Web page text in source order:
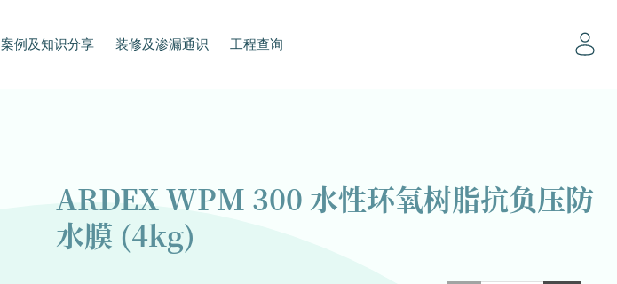
案例及知识分享 装修及渗漏通识 工程查询
ARDEX WPM 300 水性环氧树脂抗负压防
水膜 (4kg)